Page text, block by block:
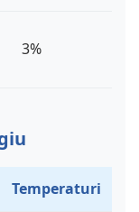
3%
Temperaturi